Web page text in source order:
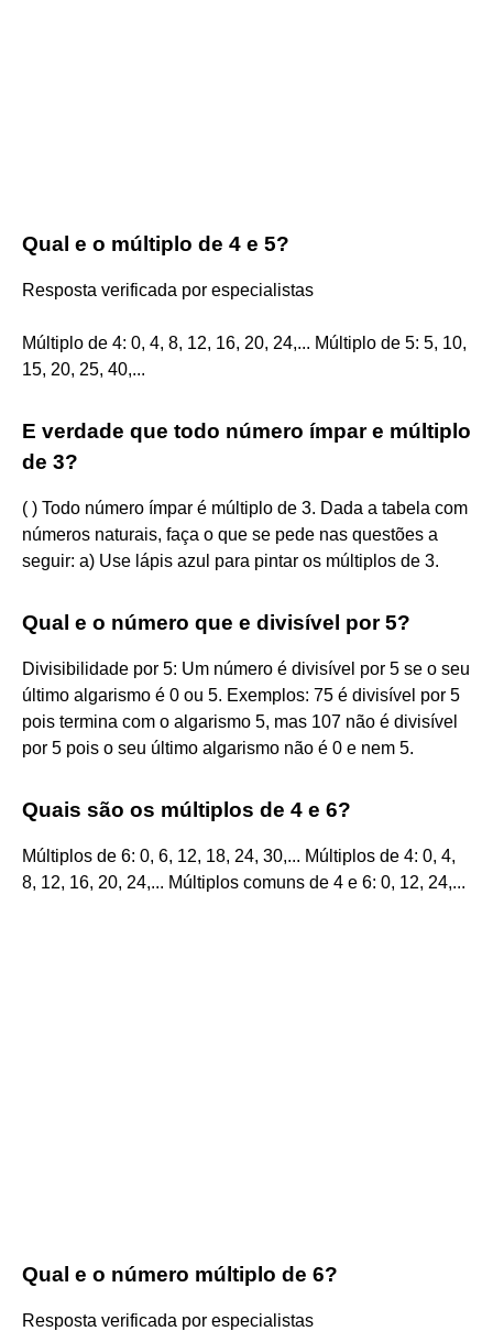
Qual e o múltiplo de 4 e 5?
Resposta verificada por especialistas
Múltiplo de 4: 0, 4, 8, 12, 16, 20, 24,... Múltiplo de 5: 5, 10,
15, 20, 25, 40,...
E verdade que todo número ímpar e múltiplo
de 3?
( ) Todo número ímpar é múltiplo de 3. Dada a tabela com
números naturais, faça o que se pede nas questões a
seguir: a) Use lápis azul para pintar os múltiplos de 3.
Qual e o número que e divisível por 5?
Divisibilidade por 5: Um número é divisível por 5 se o seu
último algarismo é 0 ou 5. Exemplos: 75 é divisível por 5
pois termina com o algarismo 5, mas 107 não é divisível
por 5 pois o seu último algarismo não é 0 e nem 5.
Quais são os múltiplos de 4 e 6?
Múltiplos de 6: 0, 6, 12, 18, 24, 30,... Múltiplos de 4: 0, 4,
8, 12, 16, 20, 24,... Múltiplos comuns de 4 e 6: 0, 12, 24,...
Qual e o número múltiplo de 6?
Resposta verificada por especialistas